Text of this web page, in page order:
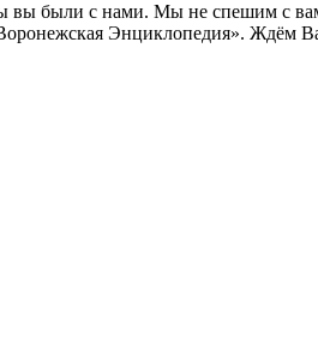
вы были с нами. Мы не спешим с
Энциклопедия». Ждём